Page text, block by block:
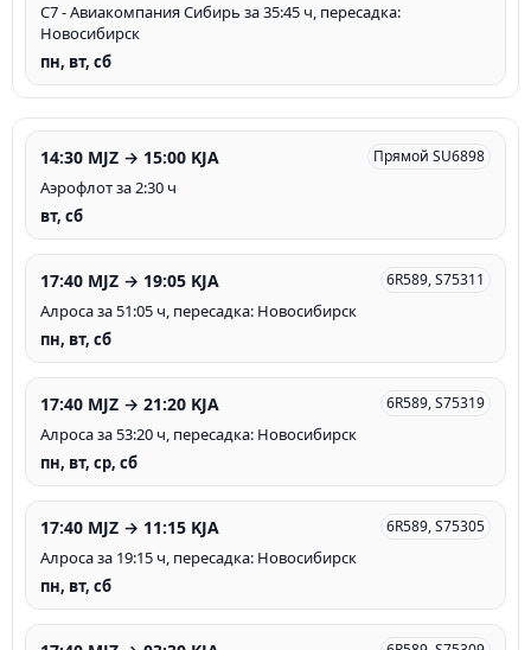
С7 - Авиакомпания Сибирь за 35:45 ч, пересадка:
Новосибирск
пн, вт, сб
14:30 MJZ → 15:00 KJA Прямой SU6898
Аэрофлот за 2:30 ч
вт, сб
17:40 MJZ → 19:05 KJA 6R589, S75311
Алроса за 51:05 ч, пересадка: Новосибирск
пн, вт, сб
17:40 MJZ → 21:20 KJA 6R589, S75319
Алроса за 53:20 ч, пересадка: Новосибирск
пн, вт, ср, сб
17:40 MJZ → 11:15 KJA 6R589, S75305
Алроса за 19:15 ч, пересадка: Новосибирск
пн, вт, сб